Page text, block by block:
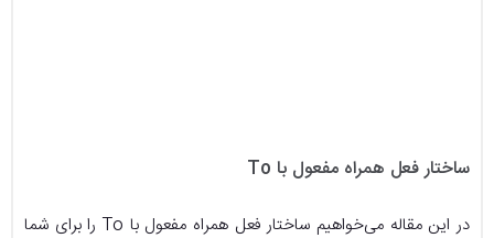
ساختار فعل همراه مفعول با To
در این مقاله می‌خواهیم ساختار فعل همراه مفعول با To را برای شما